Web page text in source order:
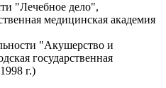
"Лечебное дело",
медицинская академия
"Акушерство и
государственная
г.)